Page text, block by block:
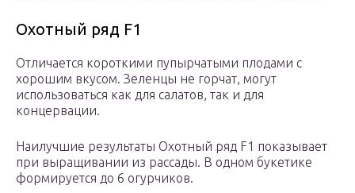
Охотный ряд F1
Отличается короткими пупырчатыми плодами с
хорошим вкусом. Зеленцы не горчат, могут
использоваться как для салатов, так и для
концервации.
Наилучшие результаты Охотный ряд F1 показывает
при выращивании из рассады. В одном букетике
формируется до 6 огурчиков.